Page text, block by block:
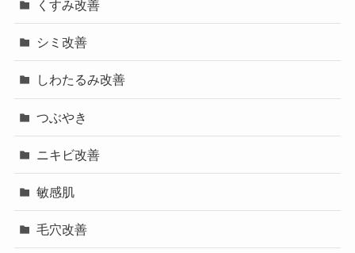
くすみ改善
シミ改善
しわたるみ改善
つぶやき
ニキビ改善
敏感肌
毛穴改善